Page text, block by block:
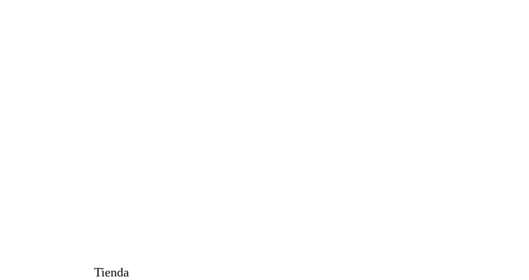
Tienda